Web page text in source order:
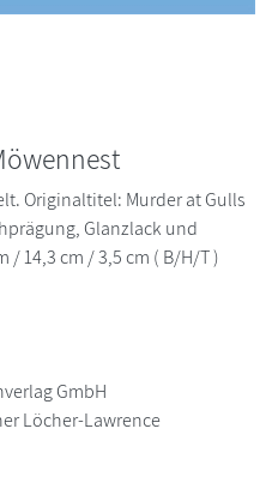
Originaltitel: Murder at Gulls
Glanzlack und
14,3 cm / 3,5 cm ( B/H/T )
GmbH
Löcher-Lawrence